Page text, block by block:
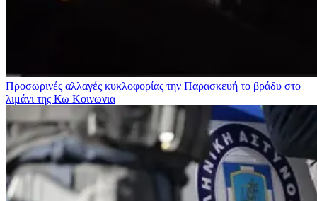
Προσωρινές αλλαγές κυκλοφορίας την Παρασκευή το βράδυ στο
λιμάνι της Κω Κοινωνια